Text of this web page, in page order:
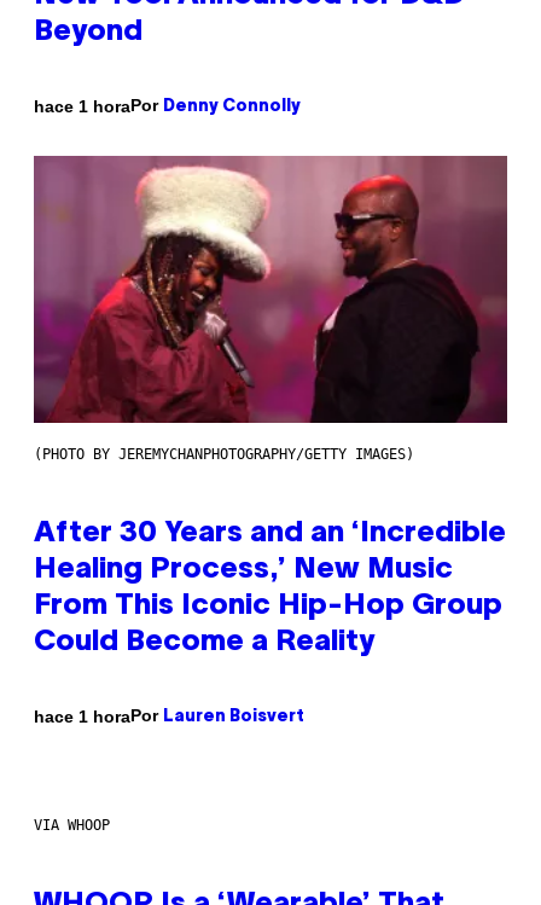
Beyond
hace 1 horaPor Denny Connolly
(PHOTO BY JEREMYCHANPHOTOGRAPHY/GETTY IMAGES)
After 30 Years and an ‘Incredible
Healing Process,’ New Music
From This Iconic Hip-Hop Group
Could Become a Reality
hace 1 horaPor Lauren Boisvert
VIA WHOOP